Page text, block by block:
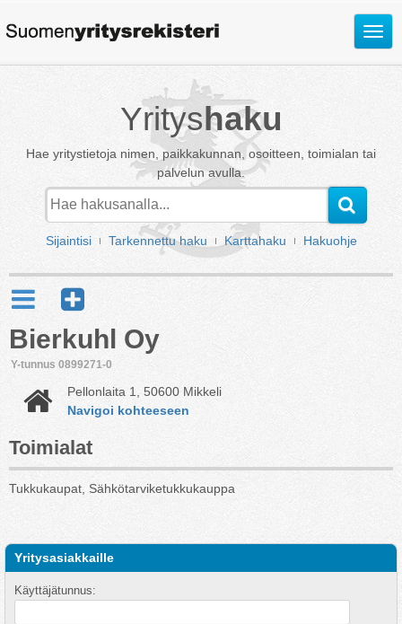
Avaa
Yrityshaku
Hae yritystietoja nimen, paikkakunnan, osoitteen, toimialan tai
palvelun avulla.
Sijaintisi Tarkennettu haku Karttahaku Hakuohje
Bierkuhl Oy
Y-tunnus 0899271-0
Pellonlaita 1, 50600 Mikkeli
Navigoi kohteeseen
Toimialat
Tukkukaupat, Sähkötarviketukkukauppa
Yritysasiakkaille
Käyttäjätunnus: